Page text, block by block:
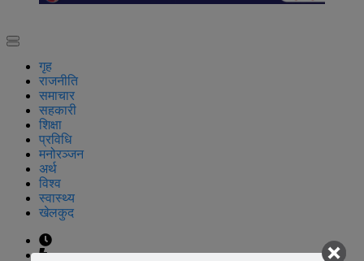
गृह
राजनीति
समाचार
सहकारी
शिक्षा
प्रविधि
मनोरञ्जन
अर्थ
विश्व
स्वास्थ्य
खेलकुद